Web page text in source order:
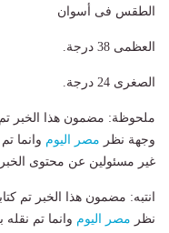
الطقس فى أسوان
العظمى 38 درجة.
الصغرى 24 درجة.
ملحوظة: مضمون هذا الخبر تم
وجهة نظر مصر اليوم وانما
غير مسئولين عن محتوى
انتبه: مضمون هذا الخبر تم
نظر مصر اليوم وانما تم